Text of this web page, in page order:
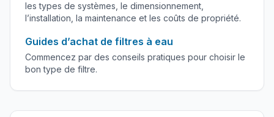
les types de systèmes, le dimensionnement,
l’installation, la maintenance et les coûts de propriété.
Guides d’achat de filtres à eau
Commencez par des conseils pratiques pour choisir le
bon type de filtre.